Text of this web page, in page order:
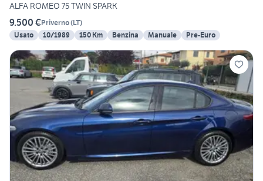
ALFA ROMEO 75 TWIN SPARK
9.500 €Priverno(LT)
Usato
10/1989 150 Km Benzina Manuale Pre-Euro